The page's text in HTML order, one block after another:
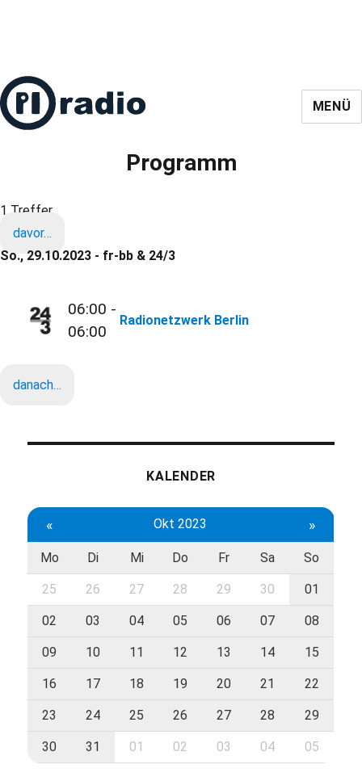
MENÜ
Programm
1 Treffer
davor…
So., 29.10.2023 - fr-bb & 24/3
06:00 -
06:00
Radionetzwerk Berlin
danach…
KALENDER
« Okt 2023 »
Mo Di Mi Do Fr Sa So
25 26 27 28 29 30 01
02 03 04 05 06 07 08
09 10 11 12 13 14 15
16 17 18 19 20 21 22
23 24 25 26 27 28 29
30 31 01 02 03 04 05